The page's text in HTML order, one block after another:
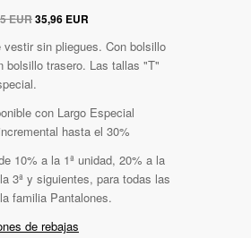
EUR35,96 EUR
vestir sin pliegues. Con bolsillo
bolsillo trasero. Las tallas "T"
con Largo Especial
hasta el 30%
10% a la 1ª unidad, 20% a la
3ª y siguientes, para todas las
familia Pantalones.
de rebajas